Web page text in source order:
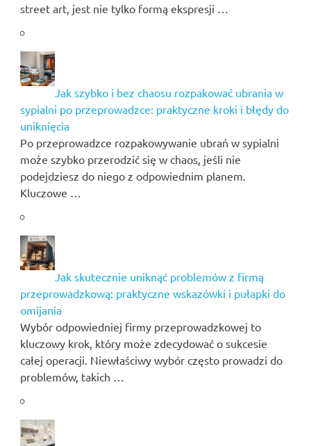
street art, jest nie tylko formą ekspresji …
Jak szybko i bez chaosu rozpakować ubrania w
sypialni po przeprowadzce: praktyczne kroki i błędy do
uniknięcia
Po przeprowadzce rozpakowywanie ubrań w sypialni
może szybko przerodzić się w chaos, jeśli nie
podejdziesz do niego z odpowiednim planem.
Kluczowe …
Jak skutecznie uniknąć problemów z firmą
przeprowadzkową: praktyczne wskazówki i pułapki do
omijania
Wybór odpowiedniej firmy przeprowadzkowej to
kluczowy krok, który może zdecydować o sukcesie
całej operacji. Niewłaściwy wybór często prowadzi do
problemów, takich …